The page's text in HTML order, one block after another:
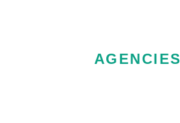
AGENCIES